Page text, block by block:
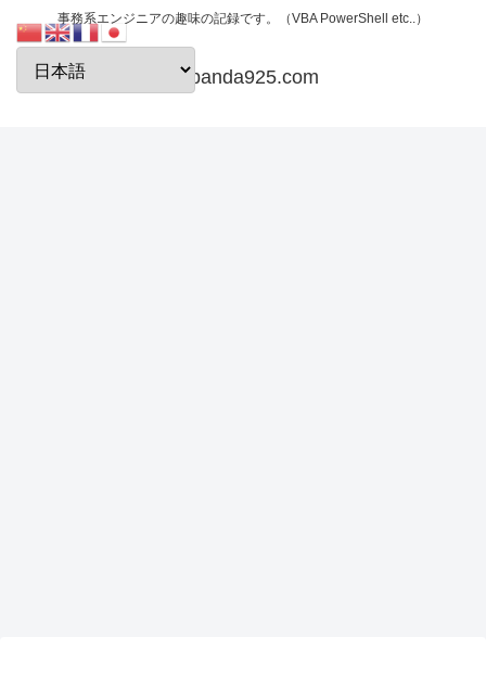
事務系エンジニアの趣味の記録です。（VBA PowerShell etc..）
papanda925.com